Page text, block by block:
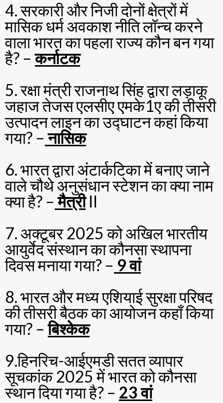
4. सरकारी और निजी दोनों क्षेत्रों में
मासिक धर्म अवकाश नीति लॉन्च करने
वाला भारत का पहला राज्य कौन बन गया
है? –कर्नाटक
5. रक्षा मंत्री राजनाथ सिंह द्वारा लड़ाकू
जहाज तेजस एलसीए एमके1ए की तीसरी
उत्पादन लाइन का उद्घाटन कहां किया
गया? – नासिक
6. भारत द्वारा अंटार्कटिका में बनाए जाने
वाले चौथे अनुसंधान स्टेशन का क्या नाम
क्या है? – मैत्री II
7. अक्टूबर 2025 को अखिल भारतीय
आयुर्वेद संस्थान का कौनसा स्थापना
दिवस मनाया गया? – 9 वां
8. भारत और मध्य एशियाई सुरक्षा परिषद
की तीसरी बैठक का आयोजन कहाँ किया
गया? –बिश्केक
9.हिनरिच-आईएमडी सतत व्यापार
सूचकांक 2025 में भारत को कौनसा
स्थान दिया गया है? – 23 वां